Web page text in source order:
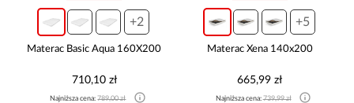
+2
Materac Basic Aqua 160X200
710,10 zł
Najniższa cena:789,00 zł
+5
Materac Xena 140x200
665,99 zł
Najniższa cena:739,99 zł